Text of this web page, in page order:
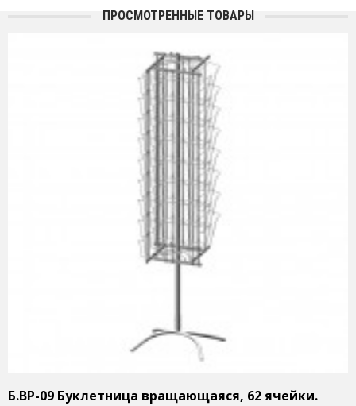
ПРОСМОТРЕННЫЕ ТОВАРЫ
Б.ВР-09 Буклетница вращающаяся, 62 ячейки.